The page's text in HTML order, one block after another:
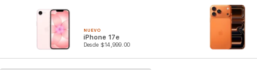
NUEVO
iPhone 17e
Desde $14,999.00